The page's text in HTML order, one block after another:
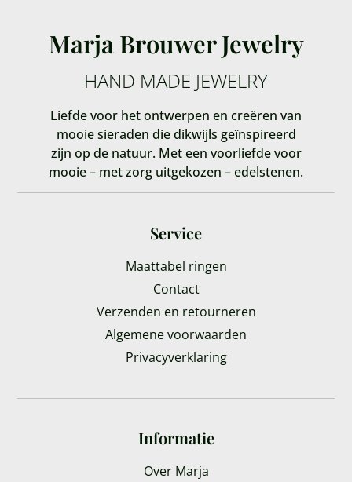
Marja Brouwer Jewelry
HAND MADE JEWELRY
Liefde voor het ontwerpen en creëren van
mooie sieraden die dikwijls geïnspireerd
zijn op de natuur. Met een voorliefde voor
mooie – met zorg uitgekozen – edelstenen.
Service
Maattabel ringen
Contact
Verzenden en retourneren
Algemene voorwaarden
Privacyverklaring
Informatie
Over Marja